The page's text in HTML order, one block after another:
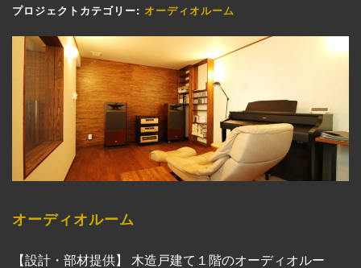
プロジェクトカテゴリー: オーディオルーム
オーディオルーム
【設計・部材提供】 木造戸建て１階のオーディオルー